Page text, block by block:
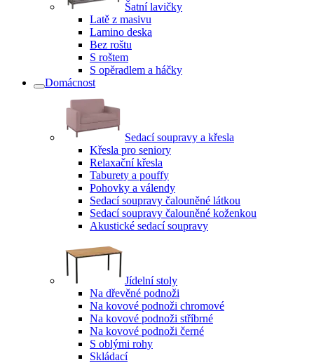
Šatní lavičky
Latě z masivu
Lamino deska
Bez roštu
S roštem
S opěradlem a háčky
Domácnost
Sedací soupravy a křesla
Křesla pro seniory
Relaxační křesla
Taburety a pouffy
Pohovky a válendy
Sedací soupravy čalouněné látkou
Sedací soupravy čalouněné koženkou
Akustické sedací soupravy
Jídelní stoly
Na dřevěné podnoži
Na kovové podnoži chromové
Na kovové podnoži stříbrné
Na kovové podnoži černé
S oblými rohy
Skládací